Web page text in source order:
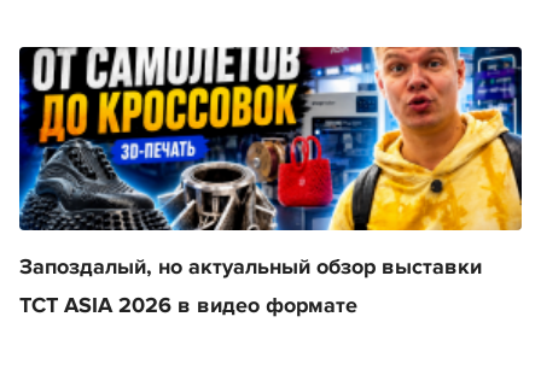
Запоздалый, но актуальный обзор выставки
TCT ASIA 2026 в видео формате